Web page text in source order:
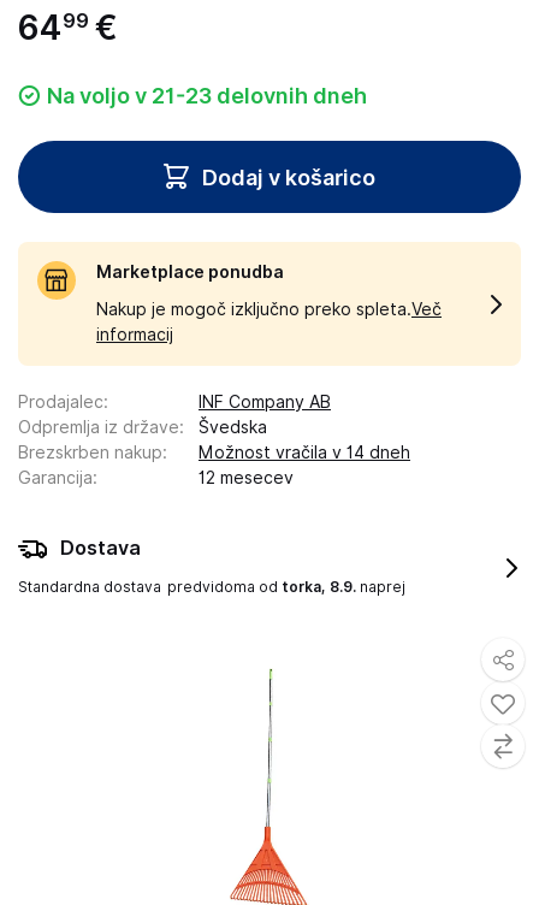
6499 €
Na voljo v 21-23 delovnih dneh
Dodaj v košarico
Marketplace ponudba
Nakup je mogoč izključno preko spleta.Več
informacij
Prodajalec:
INF Company AB
Odpremlja iz države:
Švedska
Brezskrben nakup:
Možnost vračila v 14 dneh
Garancija: 12 mesecev
Dostava
Standardna dostava predvidoma od torka, 8.9. naprej